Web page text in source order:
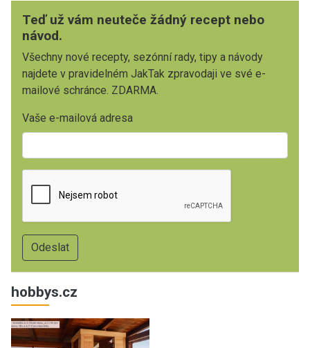
Teď už vám neuteče žádný recept nebo
návod.
Všechny nové recepty, sezónní rady, tipy a návody
najdete v pravidelném JakTak zpravodaji ve své e-
mailové schránce. ZDARMA.
Vaše e-mailová adresa
hobbys.cz